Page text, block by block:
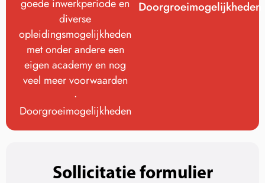
goede inwerkperiode en
diverse
opleidingsmogelijkheden
met onder andere een
eigen academy en nog
veel meer voorwaarden
·
Doorgroeimogelijkheden
Doorgroeimogelijkheden
Sollicitatie formulier